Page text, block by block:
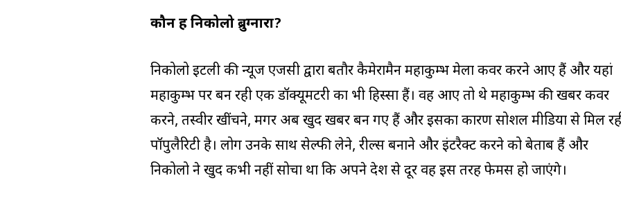
कौन हैं निकोलो ब्रुग्नारा?
निकोलो इटली की न्यूज एजेंसी द्वारा बतौर कैमेरामैन महाकुम्भ मेला कवर करने आए हैं और यहां
महाकुम्भ पर बन रही एक डॉक्यूमेंटरी का भी हिस्सा हैं। वह आए तो थे महाकुम्भ की खबरें कवर
करने, तस्वीरें खींचने, मगर अब खुद खबर बन गए हैं और इसका कारण सोशल मीडिया से मिल
पॉपुलैरिटी है। लोग उनके साथ सेल्फी लेने, रील्स बनाने और इंटरैक्ट करने को बेताब हैं और
निकोलो ने खुद कभी नहीं सोचा था कि अपने देश से दूर वह इस तरह फेमस हो जाएंगे।